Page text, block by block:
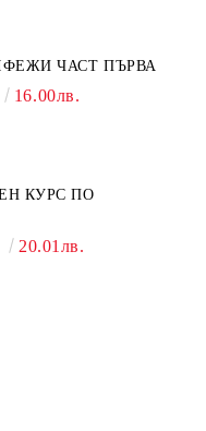
ЧАСТ ПЪРВА
16.00лв.
КУРС ПО
20.01лв.